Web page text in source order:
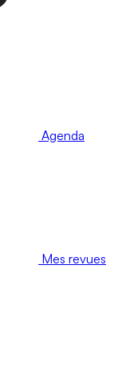
Agenda
Mes revues